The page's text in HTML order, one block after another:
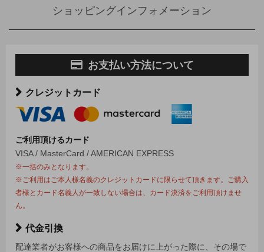
ショッピングインフォメーション
お支払い方法について
クレジットカード
ご利用頂けるカード
VISA / MasterCard / AMERICAN EXPRESS
※一括のみとなります。
※ご利用はご本人様名義のクレジットカードに限らせて頂きます。ご購入
者様とカード名義人が一致しない場合は、カード決済をご利用頂けませ
ん。
代金引換
配達業者がお客様への商品をお届けに上がった際に、その場で